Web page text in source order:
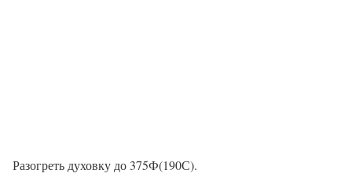
Разогреть духовку до 375Ф(190С).